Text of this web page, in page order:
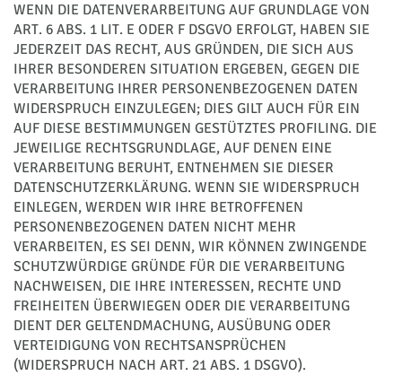
WENN DIE DATENVERARBEITUNG AUF GRUNDLAGE VON
ART. 6 ABS. 1 LIT. E ODER F DSGVO ERFOLGT, HABEN SIE
JEDERZEIT DAS RECHT, AUS GRÜNDEN, DIE SICH AUS
IHRER BESONDEREN SITUATION ERGEBEN, GEGEN DIE
VERARBEITUNG IHRER PERSONENBEZOGENEN DATEN
WIDERSPRUCH EINZULEGEN; DIES GILT AUCH FÜR EIN
AUF DIESE BESTIMMUNGEN GESTÜTZTES PROFILING. DIE
JEWEILIGE RECHTSGRUNDLAGE, AUF DENEN EINE
VERARBEITUNG BERUHT, ENTNEHMEN SIE DIESER
DATENSCHUTZERKLÄRUNG. WENN SIE WIDERSPRUCH
EINLEGEN, WERDEN WIR IHRE BETROFFENEN
PERSONENBEZOGENEN DATEN NICHT MEHR
VERARBEITEN, ES SEI DENN, WIR KÖNNEN ZWINGENDE
SCHUTZWÜRDIGE GRÜNDE FÜR DIE VERARBEITUNG
NACHWEISEN, DIE IHRE INTERESSEN, RECHTE UND
FREIHEITEN ÜBERWIEGEN ODER DIE VERARBEITUNG
DIENT DER GELTENDMACHUNG, AUSÜBUNG ODER
VERTEIDIGUNG VON RECHTSANSPRÜCHEN
(WIDERSPRUCH NACH ART. 21 ABS. 1 DSGVO).